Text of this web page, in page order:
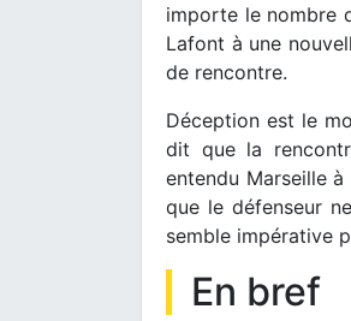
importe le nombre
Lafont à une
de rencontre.
Déception est le
dit que la
entendu Marseille
que le défenseur
semble impérative
En bref